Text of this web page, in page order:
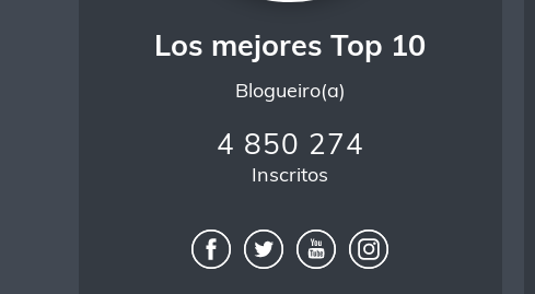
Los mejores Top 10
Blogueiro(a)
4 850 274
Inscritos